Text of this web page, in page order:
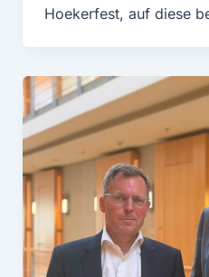
Hoekerfest, auf diese